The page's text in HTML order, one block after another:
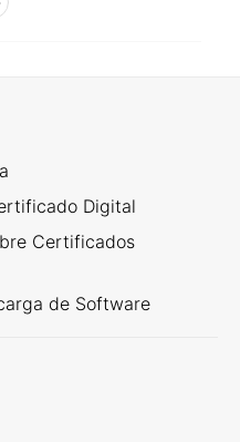
Digital
Certificados
de Software